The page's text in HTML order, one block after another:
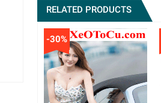
RELATED PRODUCTS
-30%